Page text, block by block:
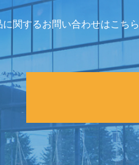
に関するお問い合わせはこちら